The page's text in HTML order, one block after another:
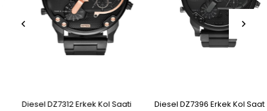
Diesel DZ7312 Erkek Kol Saati Diesel DZ7396 Erkek Kol Saati